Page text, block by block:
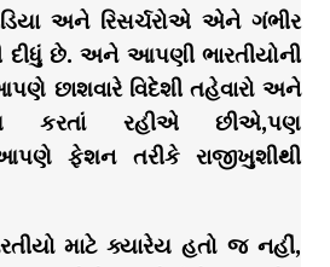
અને રિસર્ચરોએ એને ગંભીર
છે. અને આપણી ભારતીયોની
છાશવારે વિદેશી તહેવારો અને
કરતાં રહીએ છીએ,પણ
આપણે ફેશન તરીકે રાજીખુશીથી
માટે ક્યારેય હતો જ નહીં,